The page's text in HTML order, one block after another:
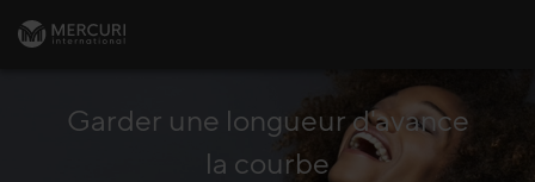
Garder une longueur d'avance
la courbe